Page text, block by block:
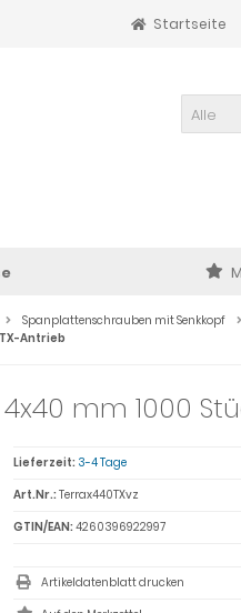
Startseite
Alle
Spanplattenschrauben mit Senkkopf
Antrieb
mm 1000
Lieferzeit: 3-4 Tage
Art.Nr.: Terrax440TXvz
GTIN/EAN: 4260396922997
Artikeldatenblatt drucken